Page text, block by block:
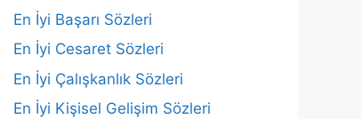
En İyi Başarı Sözleri
En İyi Cesaret Sözleri
En İyi Çalışkanlık Sözleri
En İyi Kişisel Gelişim Sözleri